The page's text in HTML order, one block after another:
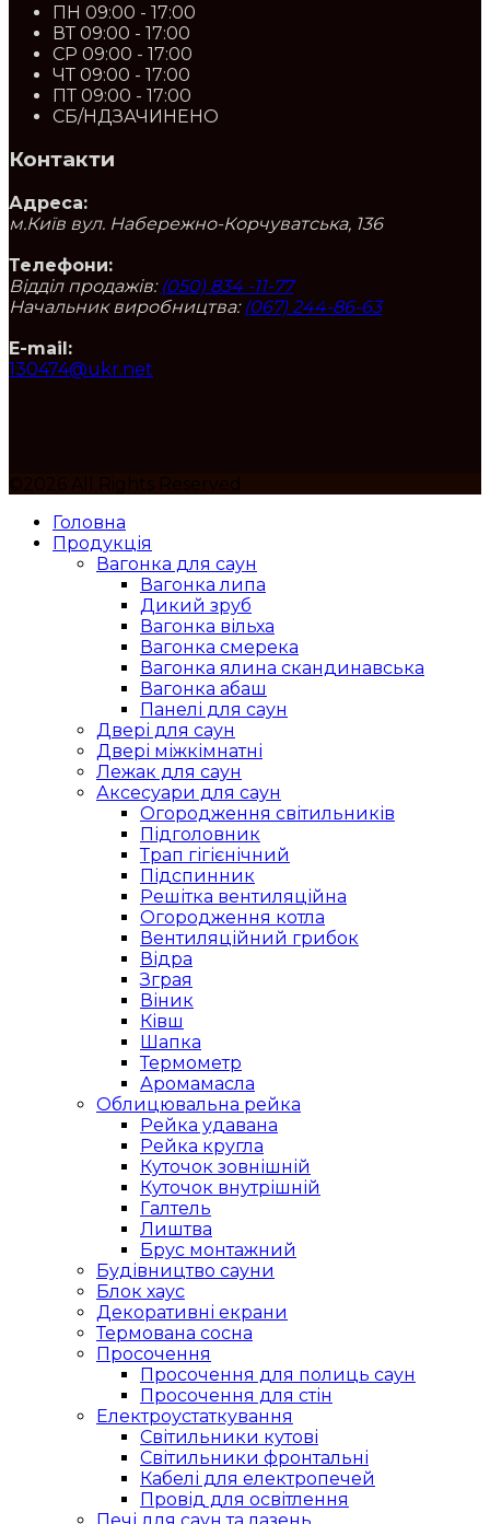
ПН 09:00 - 17:00
ВТ 09:00 - 17:00
СР 09:00 - 17:00
ЧТ 09:00 - 17:00
ПТ 09:00 - 17:00
СБ/НДЗАЧИНЕНО
Контакти
Адреса:
м.Київ вул. Набережно-Корчуватська, 136
Телефони:
Відділ продажів: (050) 834 -11-77
Начальник виробництва: (067) 244-86-63
E-mail:
130474@ukr.net
©2026 All Rights Reserved
Головна
Продукція
Вагонка для саун
Вагонка липа
Дикий зруб
Вагонка вільха
Вагонка смерека
Вагонка ялина скандинавська
Вагонка абаш
Панелі для саун
Двері для саун
Двері міжкімнатні
Лежак для саун
Аксесуари для саун
Огородження світильників
Підголовник
Трап гігієнічний
Підспинник
Решітка вентиляційна
Огородження котла
Вентиляційний грибок
Відра
Зграя
Віник
Ківш
Шапка
Термометр
Аромамасла
Облицювальна рейка
Рейка удавана
Рейка кругла
Куточок зовнішній
Куточок внутрішній
Галтель
Лиштва
Брус монтажний
Будівництво сауни
Блок хаус
Декоративні екрани
Термована сосна
Просочення
Просочення для полиць саун
Просочення для стін
Електроустаткування
Світильники кутові
Світильники фронтальні
Кабелі для електропечей
Провід для освітлення